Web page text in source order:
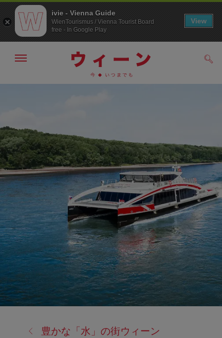
へ
ジ
の
ト
ッ
プ
へ
メ
表
示
豊かな「水」の街ウィーン
ivie - Vienna Guide
WienTourismus / Vienna Tourist Board
free - In Google Play
View